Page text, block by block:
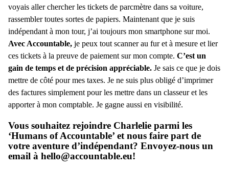
voyais aller chercher les tickets de parcmètre dans sa voiture,
rassembler toutes sortes de papiers. Maintenant que je suis
indépendant à mon tour, j’ai toujours mon smartphone sur moi.
Avec Accountable, je peux tout scanner au fur et à mesure et lier
ces tickets à la preuve de paiement sur mon compte. C’est un
gain de temps et de précision appréciable. Je sais ce que je dois
mettre de côté pour mes taxes. Je ne suis plus obligé d’imprimer
des factures simplement pour les mettre dans un classeur et les
apporter à mon comptable. Je gagne aussi en visibilité.
Vous souhaitez rejoindre Charlelie parmi les
‘Humans of Accountable’ et nous faire part de
votre aventure d’indépendant? Envoyez-nous un
email à hello@accountable.eu!